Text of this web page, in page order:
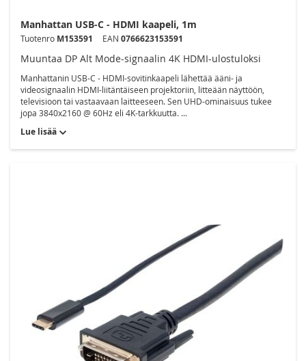
Manhattan USB-C - HDMI kaapeli, 1m
Tuotenro M153591 EAN 0766623153591
Muuntaa DP Alt Mode-signaalin 4K HDMI-ulostuloksi
Manhattanin USB-C - HDMI-sovitinkaapeli lähettää ääni- ja
videosignaalin HDMI-liitäntäiseen projektoriin, litteään näyttöön,
televisioon tai vastaavaan laitteeseen. Sen UHD-ominaisuus tukee
jopa 3840x2160 @ 60Hz eli 4K-tarkkuutta. ...
Lue lisää